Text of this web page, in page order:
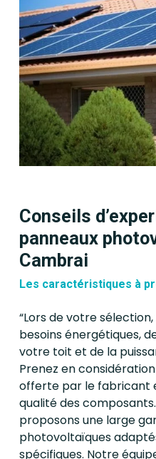
Conseils
panneaux
Cambrai
Les caractéristiques à
“Lors de votre
besoins énergétiques,
votre toit et de la
Prenez en
offerte par le fabricant
qualité des
proposons une large
photovoltaïques
spécifiques. Notre